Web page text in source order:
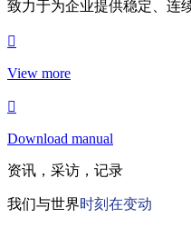
致力于为企业提供稳定、连
View more
Download manual
资讯，采访，记录
我们与世界时刻在变动